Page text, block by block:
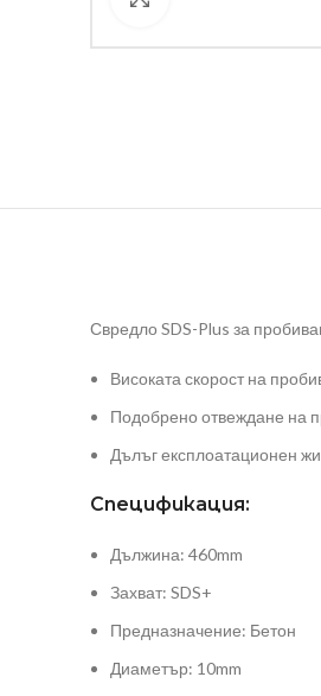
Свредло SDS-Plus за
Високата скорост на
Подобрено отвеждане на
Дълъг експлоатационен
Спецификация:
Дължина: 460mm
Захват: SDS+
Предназначение: Бетон
Диаметър: 10mm